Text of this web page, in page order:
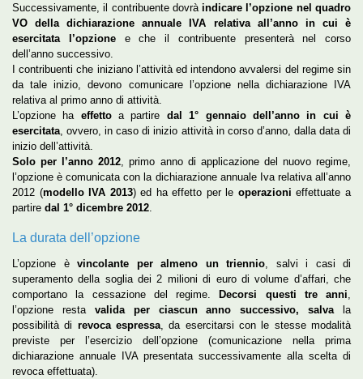
Successivamente, il contribuente dovrà indicare l’opzione nel quadro
VO della dichiarazione annuale IVA relativa all’anno in cui è
esercitata l’opzione
e che il contribuente presenterà nel corso
dell’anno successivo.
I contribuenti che iniziano l’attività ed intendono avvalersi del regime sin
da tale inizio, devono comunicare l’opzione nella dichiarazione IVA
relativa al primo anno di attività.
L’opzione ha effetto a partire dal 1° gennaio dell’anno in cui è
esercitata, ovvero, in caso di inizio attività in corso d’anno, dalla data di
inizio dell’attività.
Solo per l’anno 2012, primo anno di applicazione del nuovo regime,
l’opzione è comunicata con la dichiarazione annuale Iva relativa all’anno
2012 (modello IVA 2013) ed ha effetto per le operazionieffettuate a
partire dal 1° dicembre 2012.
La durata dell’opzione
L’opzione è vincolante per almeno un triennio, salvi i casi di
superamento della soglia dei 2 milioni di euro di volume d’affari, che
comportano la cessazione del regime.
Decorsi questi tre anni,
l’opzione resta
valida per ciascun anno successivo, salva
la
possibilità di revoca espressa, da esercitarsi con le stesse modalità
previste per l’esercizio dell’opzione (comunicazione nella prima
dichiarazione annuale IVA presentata successivamente alla scelta di
revoca effettuata).